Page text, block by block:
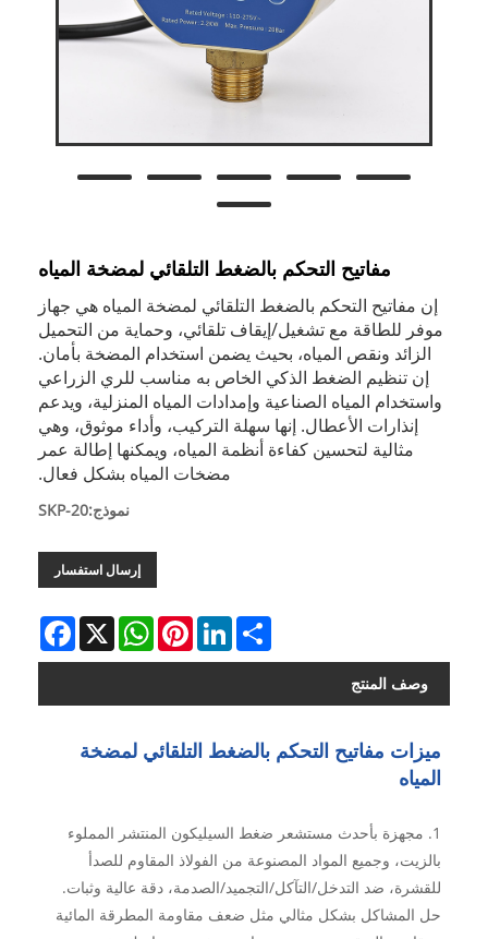
مفاتيح التحكم بالضغط التلقائي لمضخة المياه
إن مفاتيح التحكم بالضغط التلقائي لمضخة المياه هي جهاز
موفر للطاقة مع تشغيل/إيقاف تلقائي، وحماية من التحميل
الزائد ونقص المياه، بحيث يضمن استخدام المضخة بأمان.
إن تنظيم الضغط الذكي الخاص به مناسب للري الزراعي
واستخدام المياه الصناعية وإمدادات المياه المنزلية، ويدعم
إنذارات الأعطال. إنها سهلة التركيب، وأداء موثوق، وهي
مثالية لتحسين كفاءة أنظمة المياه، ويمكنها إطالة عمر
مضخات المياه بشكل فعال.
نموذج:SKP-20
إرسال استفسار
Facebook X
WhatsAppPinterestLinkedInShare
وصف المنتج
ميزات مفاتيح التحكم بالضغط التلقائي لمضخة
المياه
1. مجهزة بأحدث مستشعر ضغط السيليكون المنتشر المملوء
بالزيت، وجميع المواد المصنوعة من الفولاذ المقاوم للصدأ
للقشرة، ضد التدخل/التآكل/التجميد/الصدمة، دقة عالية وثبات.
حل المشاكل بشكل مثالي مثل ضعف مقاومة المطرقة المائية